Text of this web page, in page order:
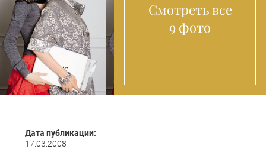
Смотреть все
9 фото
Дата публикации:
17.03.2008